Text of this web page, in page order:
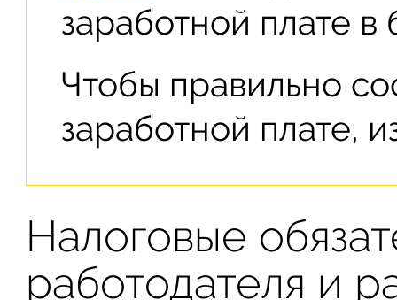
заработной плате в
Чтобы правильно
заработной плате,
Налоговые
работодателя и